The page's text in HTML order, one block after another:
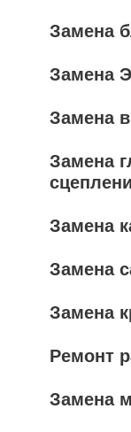
Замена
Замена
Замена
Замена
Замена
Замена
Замена
Ремонт
Замена